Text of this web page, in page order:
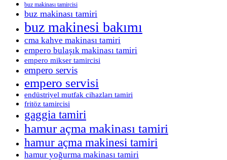
buz makinası tamircisi
buz makinası tamiri
buz makinesi bakımı
cma kahve makinası tamiri
empero bulaşık makinası tamiri
empero mikser tamircisi
empero servis
empero servisi
endüstriyel mutfak cihazları tamiri
fritöz tamircisi
gaggia tamiri
hamur açma makinası tamiri
hamur açma makinesi tamiri
hamur yoğurma makinası tamiri